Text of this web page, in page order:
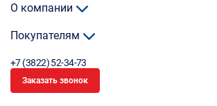
О компании
Покупателям
+7 (3822) 52-34-73
Заказать звонок